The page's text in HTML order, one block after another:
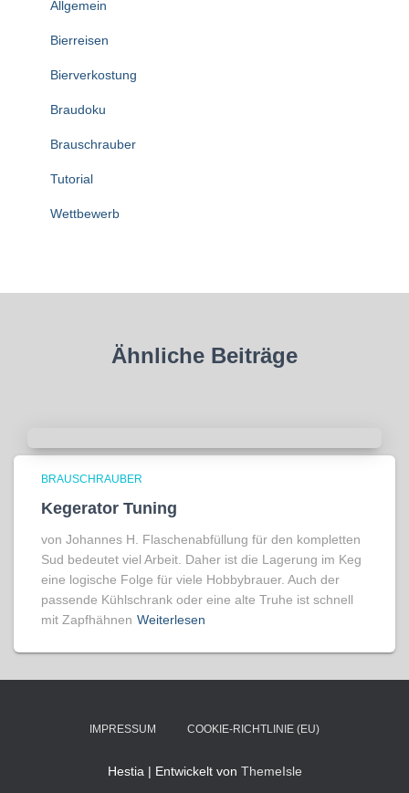
Allgemein
Bierreisen
Bierverkostung
Braudoku
Brauschrauber
Tutorial
Wettbewerb
Ähnliche Beiträge
BRAUSCHRAUBER
Kegerator Tuning
von Johannes H. Flaschenabfüllung für den kompletten
Sud bedeutet viel Arbeit. Daher ist die Lagerung im Keg
eine logische Folge für viele Hobbybrauer. Auch der
passende Kühlschrank oder eine alte Truhe ist schnell
mit Zapfhähnen Weiterlesen
IMPRESSUM COOKIE-RICHTLINIE (EU)
Hestia | Entwickelt von ThemeIsle